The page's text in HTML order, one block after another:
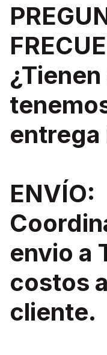
entrega
ENVÍO:
envio a
costos
cliente.